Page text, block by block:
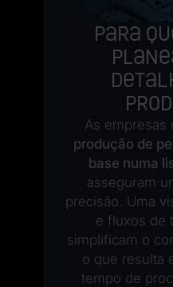
Para
As empresas
produção de
base numa
asseguram
precisão. Uma
e fluxos de
simplificam o
o que resulta
tempo de